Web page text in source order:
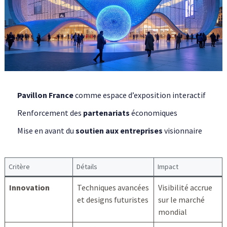
Pavillon Francecomme espace d’exposition interactif
Renforcement des partenariats économiques
Mise en avant du soutien aux entreprises visionnaire
Critère Détails Impact
Innovation
Techniques avancées
et designs futuristes
Visibilité accrue
sur le marché
mondial